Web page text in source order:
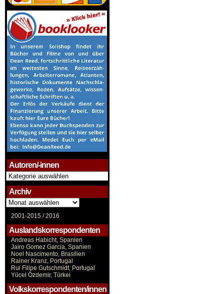
Autoren/-innen
Autoren/-
innen
Archiv
Archiv
2001-2015 /2016
Auslandskorrespondenten
Andreas Habicht, Spanien
Jairo Gomez Garcia, Spanien
Noel Nascimento, Brasilien
Rainer Kranz, Portugal
Rui Filipe Gutschmidt, Portugal
Yücel Özdemir, Türkei
Volkskorrespondenten/innen